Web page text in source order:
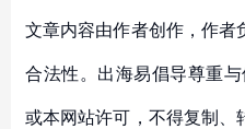
文章内容由作者创作，作者
合法性。出海易倡导尊重
或本网站许可，不得复制、